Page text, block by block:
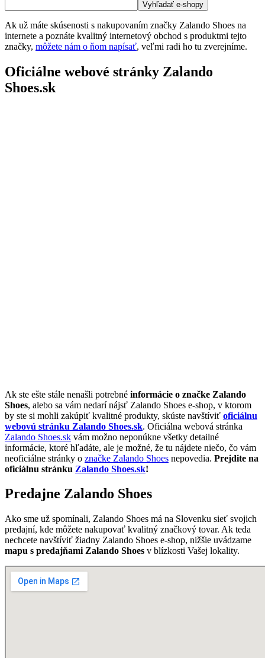
Ak už máte skúsenosti s nakupovaním značky Zalando Shoes na
internete a poznáte kvalitný internetový obchod s produktmi tejto
značky, môžete nám o ňom napísať, veľmi radi ho tu zverejníme.
Oficiálne webové stránky Zalando
Shoes.sk
Ak ste ešte stále nenašli potrebné informácie o značke Zalando
Shoes, alebo sa vám nedarí nájsť Zalando Shoes e-shop, v ktorom
by ste si mohli zakúpiť kvalitné produkty, skúste navštíviť oficiálnu
webovú stránku Zalando Shoes.sk. Oficiálna webová stránka
Zalando Shoes.sk vám možno neponúkne všetky detailné
informácie, ktoré hľadáte, ale je možné, že tu nájdete niečo, čo vám
neoficiálne stránky o značke Zalando Shoes nepovedia. Prejdite na
oficiálnu stránku Zalando Shoes.sk!
Predajne Zalando Shoes
Ako sme už spomínali, Zalando Shoes má na Slovenku sieť svojich
predajní, kde môžete nakupovať kvalitný značkový tovar. Ak teda
nechcete navštíviť žiadny Zalando Shoes e-shop, nižšie uvádzame
mapu s predajňami Zalando Shoes v blízkosti Vašej lokality.